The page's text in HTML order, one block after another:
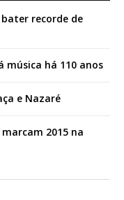
recorde de
música há 110 anos
e Nazaré
2015 na